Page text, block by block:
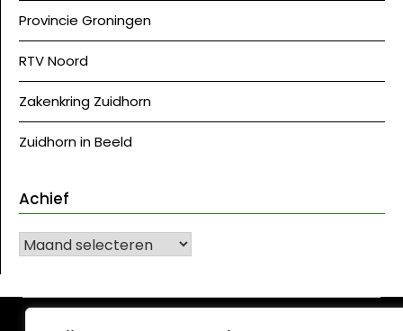
Provincie Groningen
RTV Noord
Zakenkring Zuidhorn
Zuidhorn in Beeld
Achief
Achief